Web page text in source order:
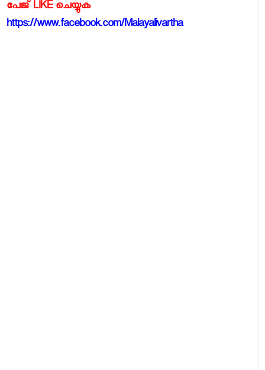
പേജ് LIKE ചെയ്യുക
https://www.facebook.com/Malayalivartha